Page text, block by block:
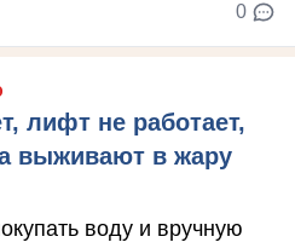
0
лифт не работает,
выживают в жару
воду и вручную